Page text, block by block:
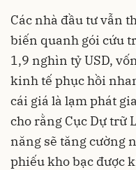
Các nhà đầu tư vẫn
biến quanh gói cứu
1,9 nghìn tỷ USD,
kinh tế phục hồi
cái giá là lạm phát
cho rằng Cục Dự trữ
năng sẽ tăng cường
phiếu kho bạc được